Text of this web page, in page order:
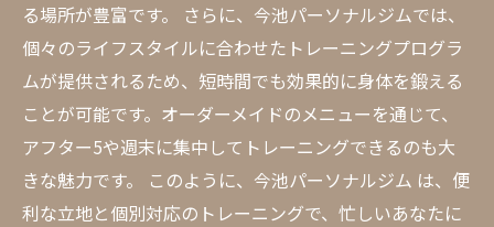
る場所が豊富です。 さらに、今池パーソナルジムでは、
個々のライフスタイルに合わせたトレーニングプログラ
ムが提供されるため、短時間でも効果的に身体を鍛える
ことが可能です。オーダーメイドのメニューを通じて、
アフター5や週末に集中してトレーニングできるのも大
きな魅力です。 このように、今池パーソナルジム は、便
利な立地と個別対応のトレーニングで、忙しいあなたに